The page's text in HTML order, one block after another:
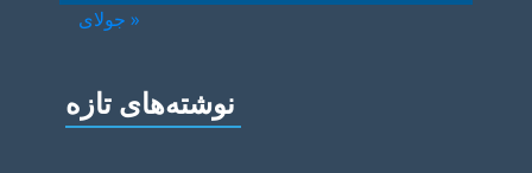
« جولای
نوشته‌های تازه